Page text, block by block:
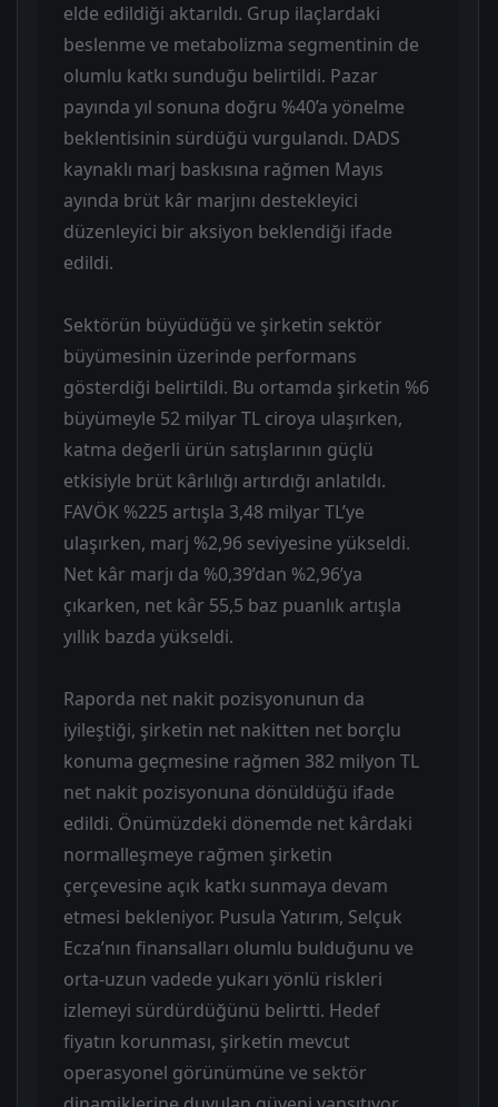
elde edildiği aktarıldı. Grup ilaçlardaki
beslenme ve metabolizma segmentinin de
olumlu katkı sunduğu belirtildi. Pazar
payında yıl sonuna doğru %40’a yönelme
beklentisinin sürdüğü vurgulandı. DADS
kaynaklı marj baskısına rağmen Mayıs
ayında brüt kâr marjını destekleyici
düzenleyici bir aksiyon beklendiği ifade
edildi.
Sektörün büyüdüğü ve şirketin sektör
büyümesinin üzerinde performans
gösterdiği belirtildi. Bu ortamda şirketin %6
büyümeyle 52 milyar TL ciroya ulaşırken,
katma değerli ürün satışlarının güçlü
etkisiyle brüt kârlılığı artırdığı anlatıldı.
FAVÖK %225 artışla 3,48 milyar TL’ye
ulaşırken, marj %2,96 seviyesine yükseldi.
Net kâr marjı da %0,39’dan %2,96’ya
çıkarken, net kâr 55,5 baz puanlık artışla
yıllık bazda yükseldi.
Raporda net nakit pozisyonunun da
iyileştiği, şirketin net nakitten net borçlu
konuma geçmesine rağmen 382 milyon TL
net nakit pozisyonuna dönüldüğü ifade
edildi. Önümüzdeki dönemde net kârdaki
normalleşmeye rağmen şirketin
çerçevesine açık katkı sunmaya devam
etmesi bekleniyor. Pusula Yatırım, Selçuk
Ecza’nın finansalları olumlu bulduğunu ve
orta-uzun vadede yukarı yönlü riskleri
izlemeyi sürdürdüğünü belirtti. Hedef
fiyatın korunması, şirketin mevcut
operasyonel görünümüne ve sektör